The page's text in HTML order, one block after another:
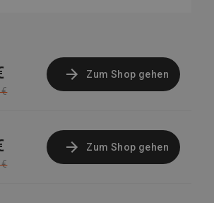
€
Zum Shop gehen
€
Zum Shop gehen